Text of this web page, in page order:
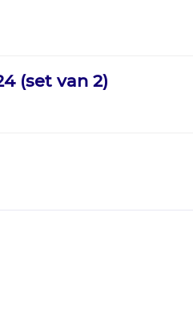
(set van 2)